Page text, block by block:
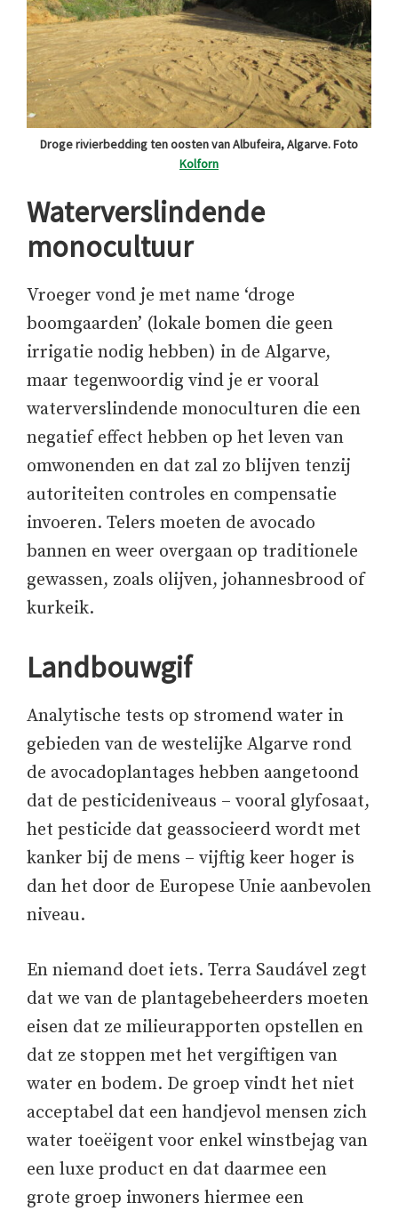
Droge rivierbedding ten oosten van Albufeira, Algarve. Foto
Kolforn
Waterverslindende
monocultuur
Vroeger vond je met name ‘droge
boomgaarden’ (lokale bomen die geen
irrigatie nodig hebben) in de Algarve,
maar tegenwoordig vind je er vooral
waterverslindende monoculturen die een
negatief effect hebben op het leven van
omwonenden en dat zal zo blijven tenzij
autoriteiten controles en compensatie
invoeren. Telers moeten de avocado
bannen en weer overgaan op traditionele
gewassen, zoals olijven, johannesbrood of
kurkeik.
Landbouwgif
Analytische tests op stromend water in
gebieden van de westelijke Algarve rond
de avocadoplantages hebben aangetoond
dat de pesticideniveaus – vooral glyfosaat,
het pesticide dat geassocieerd wordt met
kanker bij de mens – vijftig keer hoger is
dan het door de Europese Unie aanbevolen
niveau.
En niemand doet iets. Terra Saudável zegt
dat we van de plantagebeheerders moeten
eisen dat ze milieurapporten opstellen en
dat ze stoppen met het vergiftigen van
water en bodem. De groep vindt het niet
acceptabel dat een handjevol mensen zich
water toeëigent voor enkel winstbejag van
een luxe product en dat daarmee een
grote groep inwoners hiermee een